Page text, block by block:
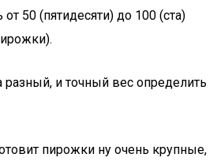
50 (пятидесяти) до 100 (ста)
и точный вес определить
пирожки ну очень крупные,